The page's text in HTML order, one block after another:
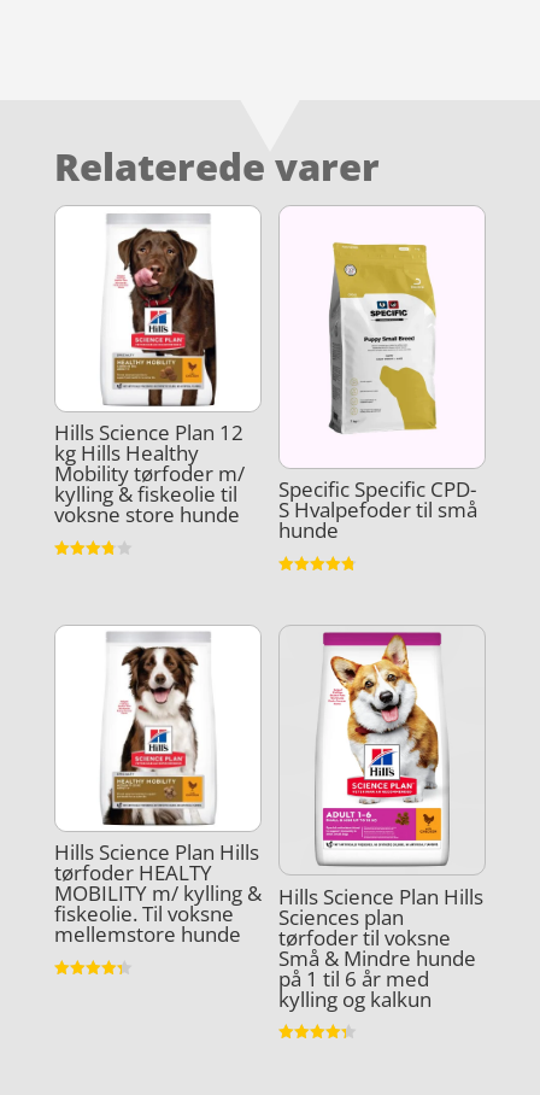
Relaterede varer
Hills Science Plan 12
kg Hills Healthy
Mobility tørfoder m/
kylling & fiskeolie til
voksne store hunde
Specific Specific CPD-
S Hvalpefoder til små
hunde
Hills Science Plan Hills
tørfoder HEALTY
MOBILITY m/ kylling &
fiskeolie. Til voksne
mellemstore hunde
Hills Science Plan Hills
Sciences plan
tørfoder til voksne
Små & Mindre hunde
på 1 til 6 år med
kylling og kalkun